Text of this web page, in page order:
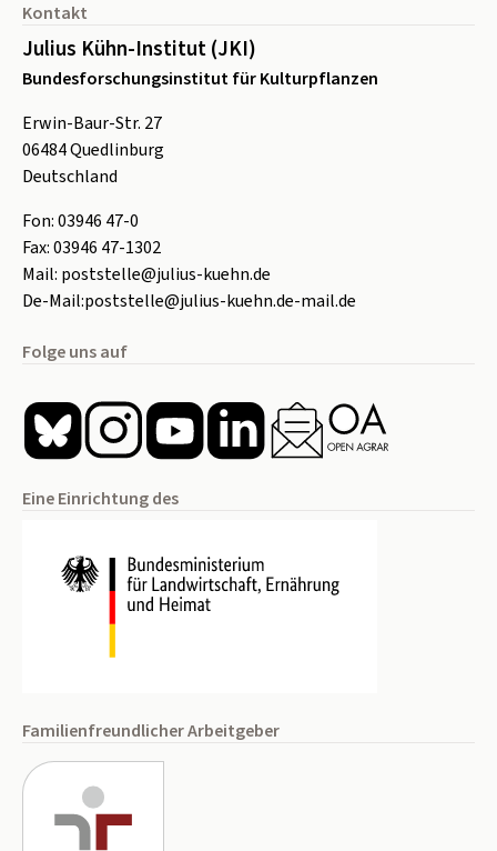
Kontakt
Julius Kühn-Institut (JKI)
Bundesforschungsinstitut für Kulturpflanzen
Erwin-Baur-Str. 27
06484Quedlinburg
Deutschland
Fon:03946 47-0
Fax:03946 47-1302
Mail: poststelle@julius-kuehn.de
De-Mail:poststelle@julius-kuehn.de-mail.de
Folge uns auf
Eine Einrichtung des
Familienfreundlicher Arbeitgeber